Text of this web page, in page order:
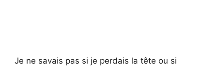
Je ne savais pas si je perdais la tête ou si